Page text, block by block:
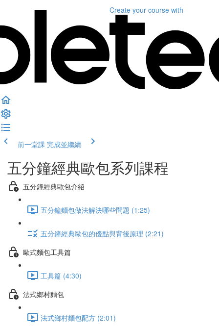
Create your course with
前一堂課 完成並繼續
五分鐘經典歐包系列課程
五分鐘經典歐包介紹
五分鐘麵包做法解決哪些問題 (1:25)
五分鐘經典歐包的優點與背後原理 (2:21)
歐式麵包工具篇
工具篇 (4:30)
法式鄉村麵包
法式鄉村麵包配方 (2:01)